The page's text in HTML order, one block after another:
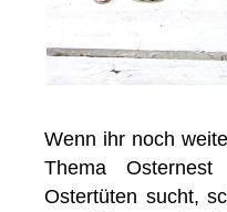
Wenn ihr noch
Thema
Ostertüten sucht,